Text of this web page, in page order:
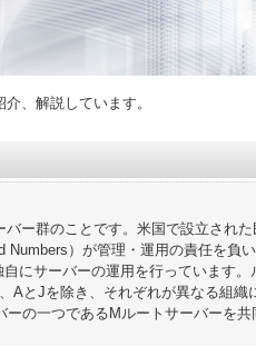
、解説しています。
ー群のことです。米国で設立された
Numbers）が管理・運用の責任を負
にサーバーの運用を行っています。
AとJを除き、それぞれが異なる組織
の一つであるMルートサーバーを共